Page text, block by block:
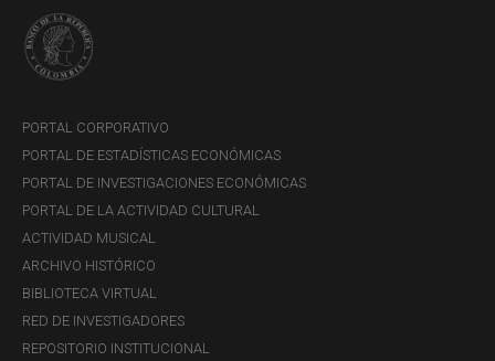
PORTAL CORPORATIVO
PORTAL DE ESTADÍSTICAS ECONÓMICAS
PORTAL DE INVESTIGACIONES ECONÓMICAS
PORTAL DE LA ACTIVIDAD CULTURAL
ACTIVIDAD MUSICAL
ARCHIVO HISTÓRICO
BIBLIOTECA VIRTUAL
RED DE INVESTIGADORES
REPOSITORIO INSTITUCIONAL